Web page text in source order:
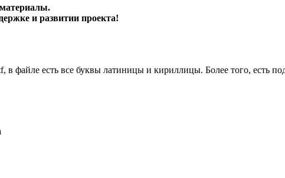
и развитии проекта!
файле есть все буквы латиницы и кириллицы. Более того, есть